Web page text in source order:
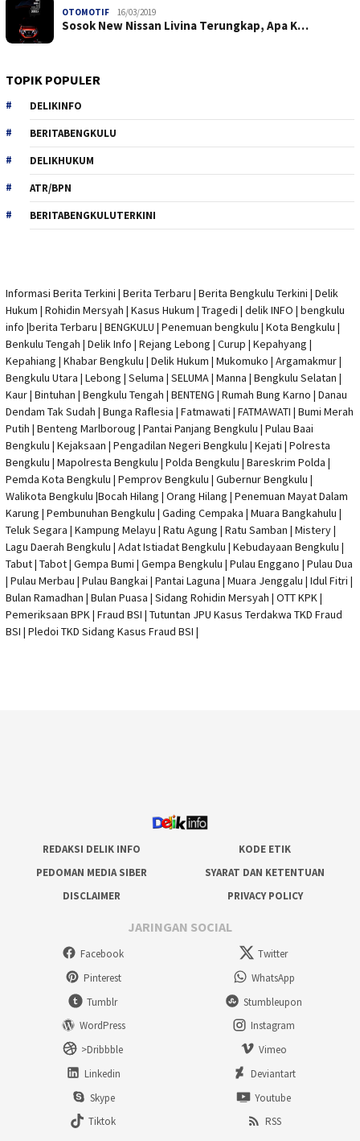
OTOMOTIF 16/03/2019
Sosok New Nissan Livina Terungkap, Apa K…
TOPIK POPULER
DELIKINFO
BERITABENGKULU
DELIKHUKUM
ATR/BPN
BERITABENGKULUTERKINI
Informasi Berita Terkini | Berita Terbaru | Berita Bengkulu Terkini | Delik
Hukum | Rohidin Mersyah | Kasus Hukum | Tragedi | delik INFO | bengkulu
info |berita Terbaru | BENGKULU | Penemuan bengkulu | Kota Bengkulu |
Benkulu Tengah | Delik Info | Rejang Lebong | Curup | Kepahyang |
Kepahiang | Khabar Bengkulu | Delik Hukum | Mukomuko | Argamakmur |
Bengkulu Utara | Lebong | Seluma | SELUMA | Manna | Bengkulu Selatan |
Kaur | Bintuhan | Bengkulu Tengah | BENTENG | Rumah Bung Karno | Danau
Dendam Tak Sudah | Bunga Raflesia | Fatmawati | FATMAWATI | Bumi Merah
Putih | Benteng Marlboroug | Pantai Panjang Bengkulu | Pulau Baai
Bengkulu | Kejaksaan | Pengadilan Negeri Bengkulu | Kejati | Polresta
Bengkulu | Mapolresta Bengkulu | Polda Bengkulu | Bareskrim Polda |
Pemda Kota Bengkulu | Pemprov Bengkulu | Gubernur Bengkulu |
Walikota Bengkulu |Bocah Hilang | Orang Hilang | Penemuan Mayat Dalam
Karung | Pembunuhan Bengkulu | Gading Cempaka | Muara Bangkahulu |
Teluk Segara | Kampung Melayu | Ratu Agung | Ratu Samban | Mistery |
Lagu Daerah Bengkulu | Adat Istiadat Bengkulu | Kebudayaan Bengkulu |
Tabut | Tabot | Gempa Bumi | Gempa Bengkulu | Pulau Enggano | Pulau Dua
| Pulau Merbau | Pulau Bangkai | Pantai Laguna | Muara Jenggalu | Idul Fitri |
Bulan Ramadhan | Bulan Puasa | Sidang Rohidin Mersyah | OTT KPK|
Pemeriksaan BPK | Fraud BSI | Tutuntan JPU Kasus Terdakwa TKD Fraud
BSI | Pledoi TKD Sidang Kasus Fraud BSI |
REDAKSI DELIK INFO
KODE ETIK
PEDOMAN MEDIA SIBER
SYARAT DAN KETENTUAN
DISCLAIMER
PRIVACY POLICY
JARINGAN SOCIAL
Facebook
Twitter
Pinterest
WhatsApp
Tumblr
Stumbleupon
WordPress
Instagram
>Dribbble
Vimeo
Linkedin
Deviantart
Skype
Youtube
Tiktok
RSS